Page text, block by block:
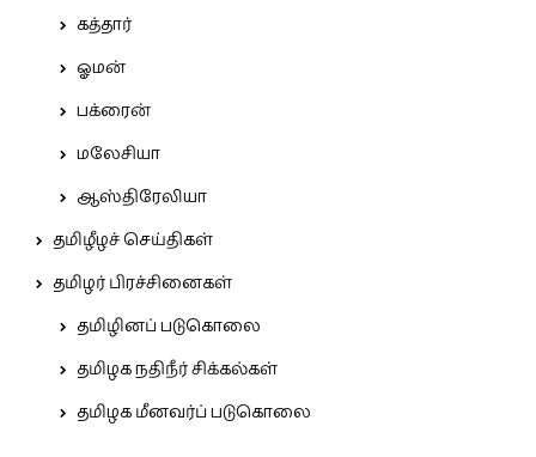
கத்தார்
ஓமன்
பக்ரைன்
மலேசியா
ஆஸ்திரேலியா
தமிழீழச் செய்திகள்
தமிழர் பிரச்சினைகள்
தமிழினப் படுகொலை
தமிழக நதிநீர் சிக்கல்கள்
தமிழக மீனவர்ப் படுகொலை